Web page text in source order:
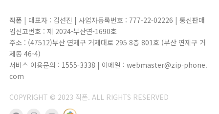
직폰 | 대표자 : 김선진 | 사업자등록번호 : 777-22-02226 | 통신판매
업신고번호 : 제 2024-부산연-1690호
주소 : (47512)부산 연제구 거제대로 295 8층 801호 (부산 연제구 거
제동 46-4)
서비스 이용문의 : 1555-3338 | 이메일 : webmaster@zip-phone.
com
COPYRIGHT © 2023 직폰. ALL RIGHTS RESERVED